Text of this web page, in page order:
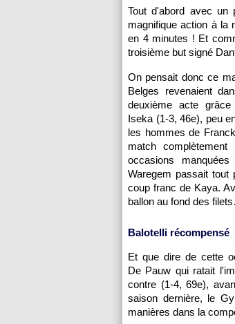
Tout d'abord avec
magnifique action à la
en 4 minutes ! Et
troisième but signé
On pensait donc ce
Belges revenaient
deuxième acte
Iseka (1-3, 46e), peu
les hommes de
match
occasions
Waregem passait
coup franc de Kaya.
ballon au fond des
Balotelli récompensé
Et que dire de cette
De Pauw qui ratait
contre (1-4, 69e),
saison dernière, le
manières dans la